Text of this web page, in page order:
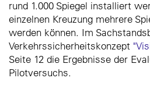
rund 1.000 Spiegel installiert
einzelnen Kreuzung mehrere
werden können. Im
Verkehrssicherheitskonzept
Seite 12 die Ergebnisse der
Pilotversuchs.